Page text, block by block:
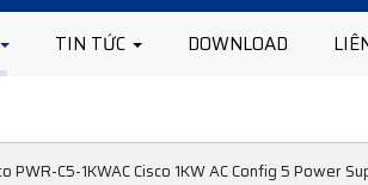
TIN TỨC DOWNLOAD
PWR-C5-1KWAC Cisco 1KW AC Config 5 Power